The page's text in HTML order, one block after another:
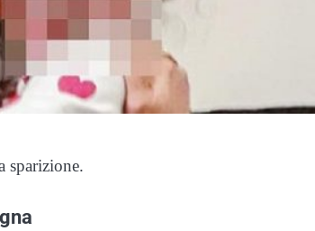
sparizione.